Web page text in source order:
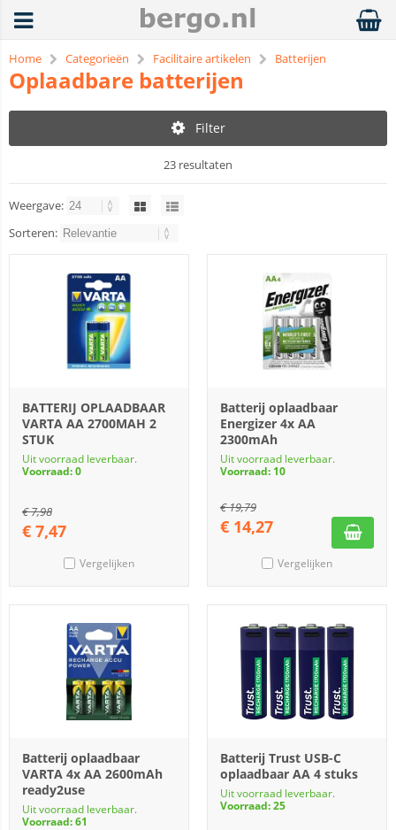
Home Categorieën Facilitaire artikelen Batterijen
Oplaadbare batterijen
Filter
23 resultaten
Weergave:
Sorteren:
BATTERIJ OPLAADBAAR
VARTA AA 2700MAH 2
STUK
Uit voorraad leverbaar.
Voorraad: 0
€7,98
€ 7,47
Vergelijken
Batterij oplaadbaar
Energizer 4x AA
2300mAh
Uit voorraad leverbaar.
Voorraad: 10
€19,79
€ 14,27
Vergelijken
Batterij oplaadbaar
VARTA 4x AA 2600mAh
ready2use
Uit voorraad leverbaar.
Voorraad: 61
Batterij Trust USB-C
oplaadbaar AA 4 stuks
Uit voorraad leverbaar.
Voorraad: 25